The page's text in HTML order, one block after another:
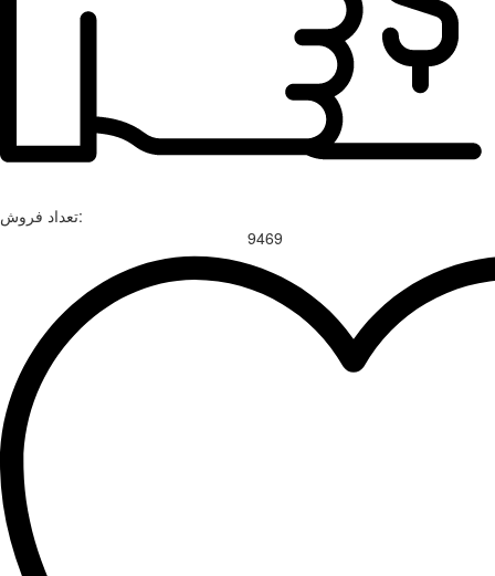
تعداد فروش:
9469